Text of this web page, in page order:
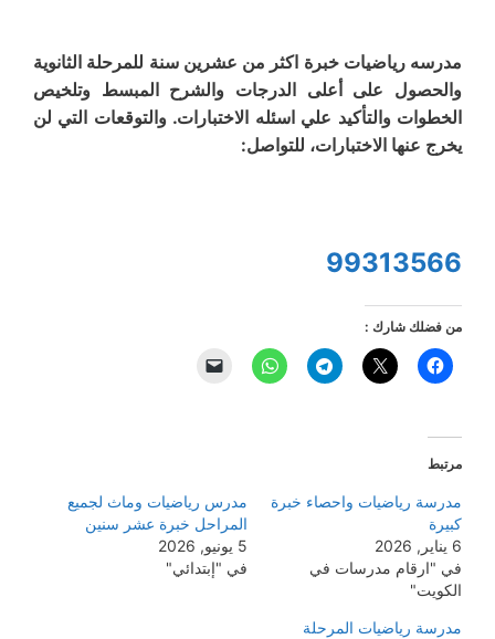
مدرسه رياضيات خبرة اكثر من عشرين سنة للمرحلة الثانوية
والحصول على أعلى الدرجات والشرح المبسط وتلخيص
الخطوات والتأكيد علي اسئله الاختبارات. والتوقعات التي لن
يخرج عنها الاختبارات، للتواصل:
99313566
من فضلك شارك :
مرتبط
مدرسة رياضيات واحصاء خبرة
كبيرة
6 يناير, 2026
في "ارقام مدرسات في
الكويت"
مدرس رياضيات وماث لجميع
المراحل خبرة عشر سنين
5 يونيو, 2026
في "إبتدائي"
مدرسة رياضيات المرحلة